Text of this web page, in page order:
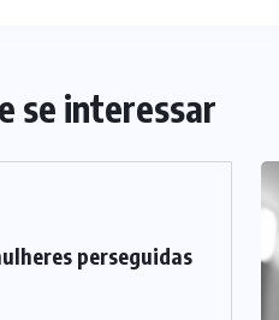
se interessar
perseguidas